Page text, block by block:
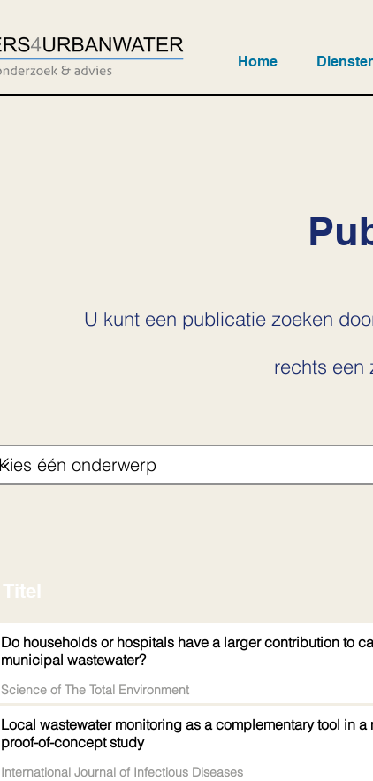
Home
U kunt een publicatie zoeken
rechts een
Titel
Do households or hospitals have a larger contribution to
municipal wastewater?
Science of The Total Environment
Local wastewater monitoring as a complementary tool in
proof-of-concept study
International Journal of Infectious Diseases